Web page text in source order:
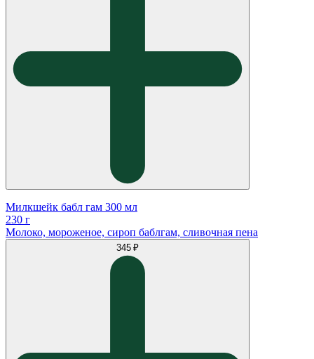
Милкшейк бабл гам 300 мл
230 г
Молоко, мороженое, сироп баблгам, сливочная пена
345 ₽